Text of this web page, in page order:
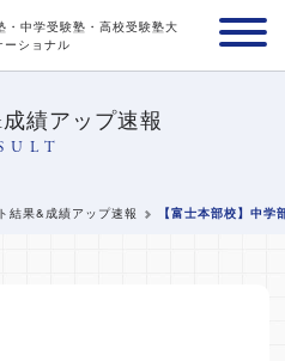
・中学受験塾・高校受験塾大
ショナル
績アップ速報
結果&成績アップ速報 【富士本部校】中